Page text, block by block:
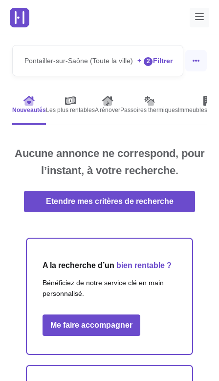
Pontailler-sur-Saône (Toute la ville) + 2 Filtrer
Nouveautés Les plus rentablesA rénoverPassoires thermiques Immeubles de
Aucune annonce ne correspond, pour
l’instant, à votre recherche.
Etendre mes critères de recherche
A la recherche d’un bien rentable ?
Bénéficiez de notre service clé en main
personnalisé.
Me faire accompagner